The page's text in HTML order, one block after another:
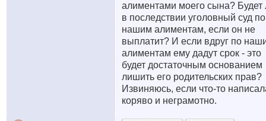
алиментами моего сына? Будет
в последствии уголовный суд по
нашим алиментам, если он не
выплатит? И если вдруг по
алиментам ему дадут срок - это
будет достаточным основанием
лишить его родительских прав?
Извиняюсь, если что-то
коряво и неграмотно.